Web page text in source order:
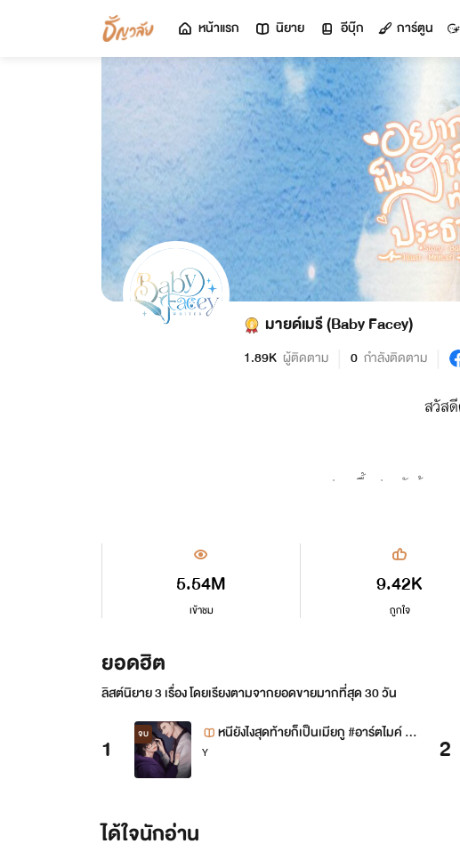
หน้าแรก นิยาย อีบุ๊ก การ์ตูน
มายด์เมรี (Baby Facey)
1.89K ผู้ติดตาม 0 กำลังติดตาม
สวัส
ขอฝากเนื้อฝากตัวด้วย
5.54M
เข้าชม
9.42K
ถูกใจ
ยอดฮิต
ลิสต์นิยาย 3 เรื่อง โดยเรียงตามจากยอดขายมากที่สุด 30 วัน
1 จบ
หนียังไงสุดท้ายก็เป็นเมียกู #อาร์ตไมค์ [มี
Y 2
ได้ใจนักอ่าน